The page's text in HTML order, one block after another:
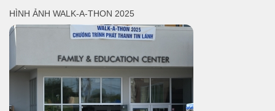
HÌNH ẢNH WALK-A-THON 2025